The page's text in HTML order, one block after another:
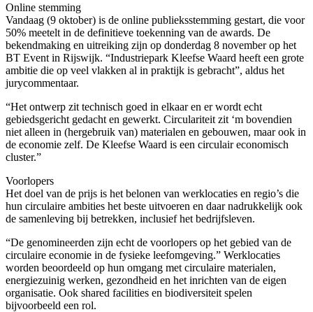
Online stemming
Vandaag (9 oktober) is de online publieksstemming gestart, die voor
50% meetelt in de definitieve toekenning van de awards. De
bekendmaking en uitreiking zijn op donderdag 8 november op het
BT Event in Rijswijk. “Industriepark Kleefse Waard heeft een grote
ambitie die op veel vlakken al in praktijk is gebracht”, aldus het
jurycommentaar.
“Het ontwerp zit technisch goed in elkaar en er wordt echt
gebiedsgericht gedacht en gewerkt. Circulariteit zit ‘m bovendien
niet alleen in (hergebruik van) materialen en gebouwen, maar ook in
de economie zelf. De Kleefse Waard is een circulair economisch
cluster.”
Voorlopers
Het doel van de prijs is het belonen van werklocaties en regio’s die
hun circulaire ambities het beste uitvoeren en daar nadrukkelijk ook
de samenleving bij betrekken, inclusief het bedrijfsleven.
“De genomineerden zijn echt de voorlopers op het gebied van de
circulaire economie in de fysieke leefomgeving.” Werklocaties
worden beoordeeld op hun omgang met circulaire materialen,
energiezuinig werken, gezondheid en het inrichten van de eigen
organisatie. Ook shared facilities en biodiversiteit spelen
bijvoorbeeld een rol.